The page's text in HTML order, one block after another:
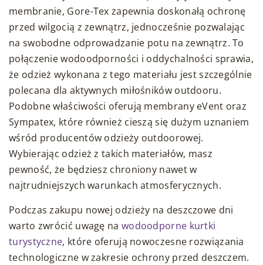
membranie, Gore-Tex zapewnia doskonałą ochronę
przed wilgocią z zewnątrz, jednocześnie pozwalając
na swobodne odprowadzanie potu na zewnątrz. To
połączenie wodoodporności i oddychalności sprawia,
że odzież wykonana z tego materiału jest szczególnie
polecana dla aktywnych miłośników outdooru.
Podobne właściwości oferują membrany eVent oraz
Sympatex, które również cieszą się dużym uznaniem
wśród producentów odzieży outdoorowej.
Wybierając odzież z takich materiałów, masz
pewność, że będziesz chroniony nawet w
najtrudniejszych warunkach atmosferycznych.
Podczas zakupu nowej odzieży na deszczowe dni
warto zwrócić uwagę na wodoodporne kurtki
turystyczne, które oferują nowoczesne rozwiązania
technologiczne w zakresie ochrony przed deszczem.